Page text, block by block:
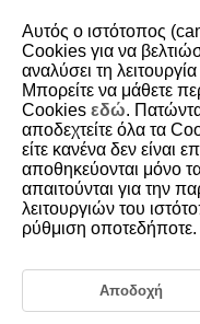
D090-042
Ρυθμίσεις HDR PQ
Το PQ στο HDR PQ
εισόδου για την εμφάνιση
Οι ρυθμίσεις HDR PQ
συμμορφώνονται με την
από την απόδοση της
Οι λήψεις καταγράφονται
Το «HDR» είναι
δυναμικό εύρος).
Αυτός ο ιστότοπος
Cookies για να
αναλύσει τη
Μπορείτε να μάθετε
Cookies εδώ.
αποδεχτείτε όλα τα
είτε κανένα δεν είναι
αποθηκεύονται μόνο
απαιτούνται για την
λειτουργιών του
ρύθμιση οποτεδήποτε.
Αποδοχή